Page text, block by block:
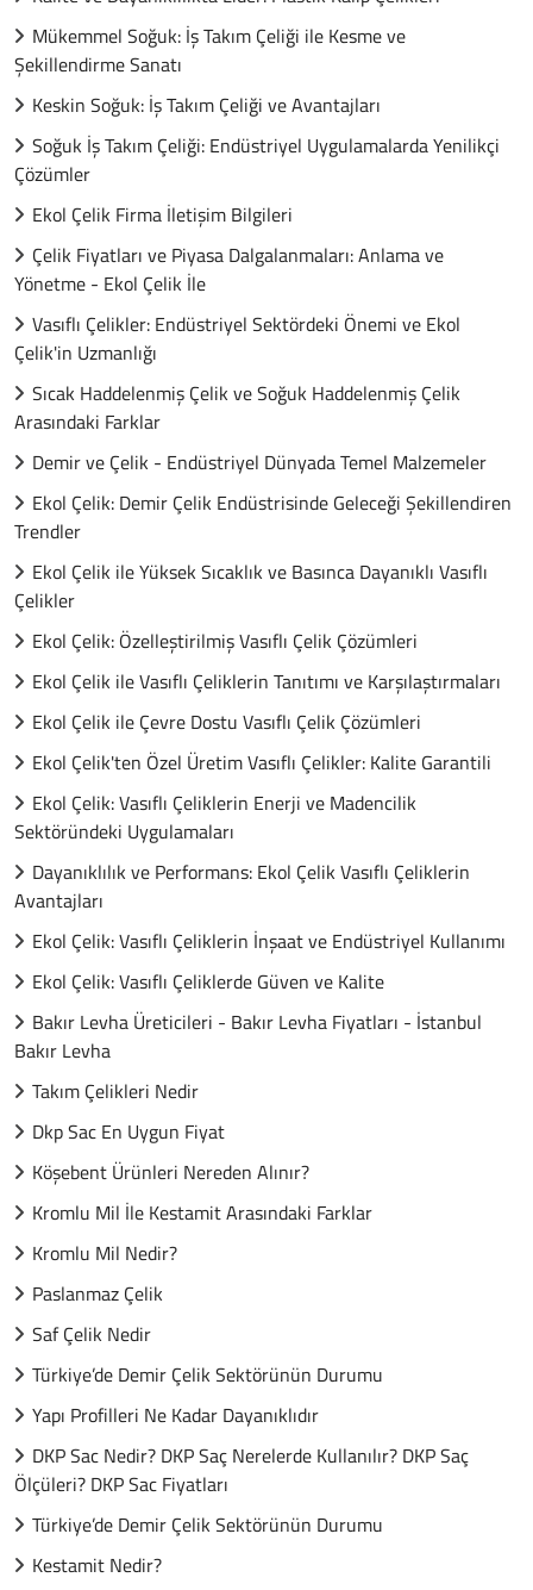
Mükemmel Soğuk: İş Takım Çeliği ile Kesme ve
Şekillendirme Sanatı
Keskin Soğuk: İş Takım Çeliği ve Avantajları
Soğuk İş Takım Çeliği: Endüstriyel Uygulamalarda Yenilikçi
Çözümler
Ekol Çelik Firma İletişim Bilgileri
Çelik Fiyatları ve Piyasa Dalgalanmaları: Anlama ve
Yönetme - Ekol Çelik İle
Vasıflı Çelikler: Endüstriyel Sektördeki Önemi ve Ekol
Çelik'in Uzmanlığı
Sıcak Haddelenmiş Çelik ve Soğuk Haddelenmiş Çelik
Arasındaki Farklar
Demir ve Çelik - Endüstriyel Dünyada Temel Malzemeler
Ekol Çelik: Demir Çelik Endüstrisinde Geleceği Şekillendiren
Trendler
Ekol Çelik ile Yüksek Sıcaklık ve Basınca Dayanıklı Vasıflı
Çelikler
Ekol Çelik: Özelleştirilmiş Vasıflı Çelik Çözümleri
Ekol Çelik ile Vasıflı Çeliklerin Tanıtımı ve Karşılaştırmaları
Ekol Çelik ile Çevre Dostu Vasıflı Çelik Çözümleri
Ekol Çelik'ten Özel Üretim Vasıflı Çelikler: Kalite Garantili
Ekol Çelik: Vasıflı Çeliklerin Enerji ve Madencilik
Sektöründeki Uygulamaları
Dayanıklılık ve Performans: Ekol Çelik Vasıflı Çeliklerin
Avantajları
Ekol Çelik: Vasıflı Çeliklerin İnşaat ve Endüstriyel Kullanımı
Ekol Çelik: Vasıflı Çeliklerde Güven ve Kalite
Bakır Levha Üreticileri - Bakır Levha Fiyatları - İstanbul
Bakır Levha
Takım Çelikleri Nedir
Dkp Sac En Uygun Fiyat
Köşebent Ürünleri Nereden Alınır?
Kromlu Mil İle Kestamit Arasındaki Farklar
Kromlu Mil Nedir?
Paslanmaz Çelik
Saf Çelik Nedir
Türkiye’de Demir Çelik Sektörünün Durumu
Yapı Profilleri Ne Kadar Dayanıklıdır
DKP Sac Nedir? DKP Saç Nerelerde Kullanılır? DKP Saç
Ölçüleri? DKP Sac Fiyatları
Türkiye’de Demir Çelik Sektörünün Durumu
Kestamit Nedir?